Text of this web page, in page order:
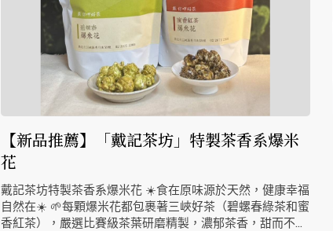
【新品推薦】「戴記茶坊」特製茶香系爆米
花
戴記茶坊特製茶香系爆米花 ☀️食在原味源於天然，健康幸福
自然在☀️ 🌱每顆爆米花都包裹著三峽好茶（碧螺春綠茶和蜜
香紅茶），嚴選比賽級茶葉研磨精製，濃郁茶香，甜而不